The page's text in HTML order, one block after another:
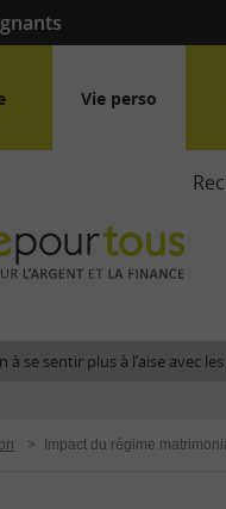
Vie perso
site
se sentir plus à l’aise avec
>